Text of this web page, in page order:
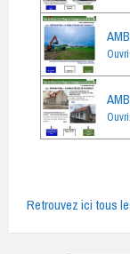
Retrouvez ici tous